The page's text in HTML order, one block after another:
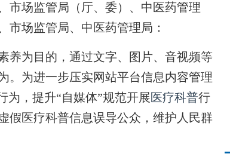
市场监管局（厅、委）、中医药管理
市场监管局、中医药管理局：
养为目的，通过文字、图片、音视频等
。为进一步压实网站平台信息内容管理
为，提升“自媒体”规范开展医疗科普行
假医疗科普信息误导公众，维护人民群